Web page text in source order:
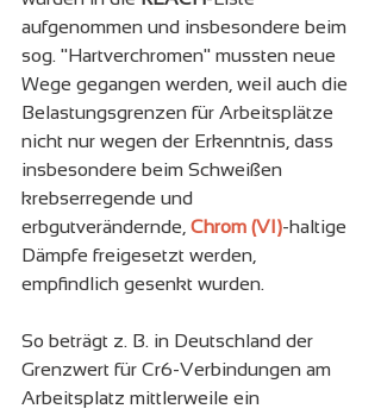
aufgenommen und insbesondere beim
sog. "Hartverchromen" mussten neue
Wege gegangen werden, weil auch die
Belastungsgrenzen für Arbeitsplätze
nicht nur wegen der Erkenntnis, dass
insbesondere beim Schweißen
krebserregende und
erbgutverändernde, Chrom (VI)-haltige
Dämpfe freigesetzt werden,
empfindlich gesenkt wurden.
So beträgt z. B. in Deutschland der
Grenzwert für Cr6-Verbindungen am
Arbeitsplatz mittlerweile ein